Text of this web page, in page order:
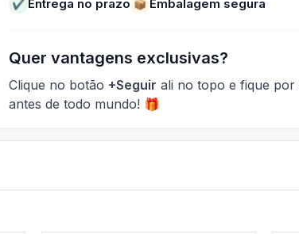
✔ Entrega no prazo 📦 Embalagem segura
Quer vantagens exclusivas?
Clique no botão +Seguir ali no topo e fique por
antes de todo mundo! 🎁